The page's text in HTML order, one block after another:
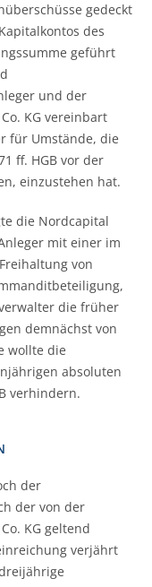
gedeckt
des
geführt
und der
KG vereinbart
für Umstände, die
ff. HGB vor der
einzustehen hat.
die Nordcapital
mit einer im
von
die früher
demnächst von
wollte die
absoluten
verhindern.
der
der von der
KG geltend
verjährt